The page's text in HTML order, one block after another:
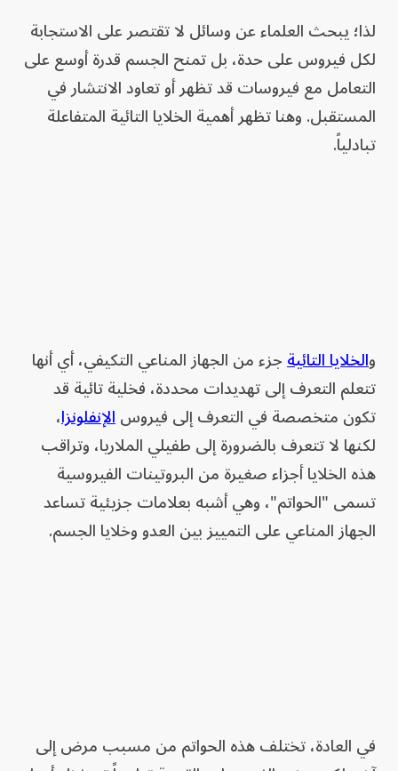
لذا؛ يبحث العلماء عن وسائل لا تقتصر على الاستجابة
لكل فيروس على حدة، بل تمنح الجسم قدرة أوسع على
التعامل مع فيروسات قد تظهر أو تعاود الانتشار في
المستقبل. وهنا تظهر أهمية الخلايا التائية المتفاعلة
تبادلياً.
والخلايا التائيةجزء من الجهاز المناعي التكيفي، أي أنها
تتعلم التعرف إلى تهديدات محددة، فخلية تائية قد
تكون متخصصة في التعرف إلى فيروسالإنفلونزا،
لكنها لا تتعرف بالضرورة إلى طفيلي الملاريا، وتراقب
هذه الخلايا أجزاء صغيرة من البروتينات الفيروسية
تسمى "الحواتم"، وهي أشبه بعلامات جزيئية تساعد
الجهاز المناعي على التمييز بين العدو وخلايا الجسم.
في العادة، تختلف هذه الحواتم من مسبب مرض إلى